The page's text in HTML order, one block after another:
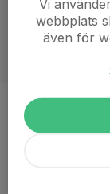
Titel
Vi
webbplats
även för